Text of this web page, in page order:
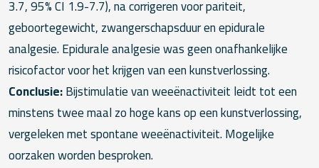
3.7, 95% CI 1.9-7.7), na corrigeren voor pariteit,
geboortegewicht, zwangerschapsduur en epidurale
analgesie. Epidurale analgesie was geen onafhankelijke
risicofactor voor het krijgen van een kunstverlossing.
Conclusie:Bijstimulatie van weeënactiviteit leidt tot een
minstens twee maal zo hoge kans op een kunstverlossing,
vergeleken met spontane weeënactiviteit. Mogelijke
oorzaken worden besproken.